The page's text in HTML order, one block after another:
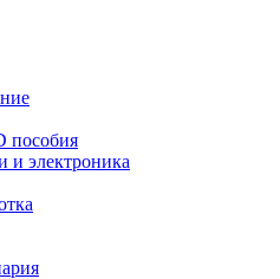
пособия
и электроника